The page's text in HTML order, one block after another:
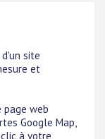
site
et
web
Google Map,
à votre